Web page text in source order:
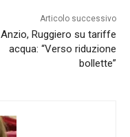
Articolo successivo
Anzio, Ruggiero su tariffe
acqua: “Verso riduzione
bollette”